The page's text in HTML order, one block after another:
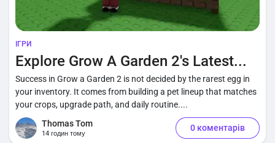
ІГРИ
Explore Grow A Garden 2's Latest...
Success in Grow a Garden 2 is not decided by the rarest egg in
your inventory. It comes from building a pet lineup that matches
your crops, upgrade path, and daily routine....
Thomas Tom
14 годин тому
0 коментарів